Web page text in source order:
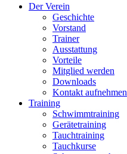
Der Verein
Geschichte
Vorstand
Trainer
Ausstattung
Vorteile
Mitglied werden
Downloads
Kontakt aufnehmen
Training
Schwimmtraining
Gerätetraining
Tauchtraining
Tauchkurse